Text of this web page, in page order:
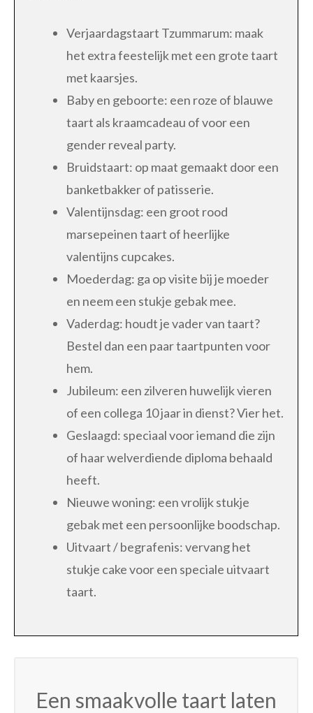
Verjaardagstaart Tzummarum: maak
het extra feestelijk met een grote taart
met kaarsjes.
Baby en geboorte: een roze of blauwe
taart als kraamcadeau of voor een
gender reveal party.
Bruidstaart: op maat gemaakt door een
banketbakker of patisserie.
Valentijnsdag: een groot rood
marsepeinen taart of heerlijke
valentijns cupcakes.
Moederdag: ga op visite bij je moeder
en neem een stukje gebak mee.
Vaderdag: houdt je vader van taart?
Bestel dan een paar taartpunten voor
hem.
Jubileum: een zilveren huwelijk vieren
of een collega 10 jaar in dienst? Vier het.
Geslaagd: speciaal voor iemand die zijn
of haar welverdiende diploma behaald
heeft.
Nieuwe woning: een vrolijk stukje
gebak met een persoonlijke boodschap.
Uitvaart / begrafenis: vervang het
stukje cake voor een speciale uitvaart
taart.
Een smaakvolle taart laten